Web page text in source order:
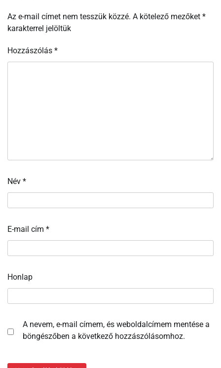
Az e-mail címet nem tesszük közzé. A kötelező mezőket *
karakterrel jelöltük
Hozzászólás *
Név *
E-mail cím *
Honlap
A nevem, e-mail címem, és weboldalcímem mentése a
böngészőben a következő hozzászólásomhoz.